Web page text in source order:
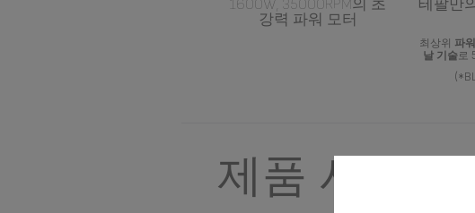
1600W, 35000RPM의 초
강력 파워 모터
테팔만
최상위 파
날 기술로
제품 사양